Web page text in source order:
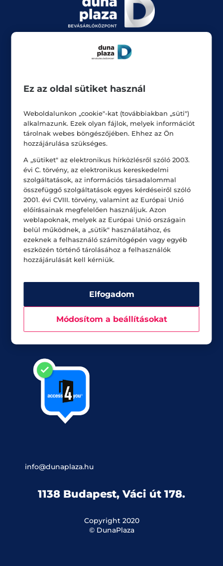
Üzletek
Rólunk
Állásajánlatok
Üzletek nyitvatartás*
Hétfő – Szombat10:00 – 20:00
Vasárnap
10:00 – 19:00
Cinema City jegypénztár nyitvatartás*
Hétfő – Csütörtök12:30 – 20:45
12:30 – 22:45
Szombat
9:30 – 22:45
Vasárnap
9:30 – 20:45
info@dunaplaza.hu
1138 Budapest, Váci út 178.
Copyright 2020
© DunaPlaza
Ez az oldal sütiket használ
Weboldalunkon „cookie"-kat (továbbiakban „süti")
alkalmazunk. Ezek olyan fájlok, melyek információt
tárolnak webes böngészőjében. Ehhez az Ön
hozzájárulása szükséges.
A „sütiket" az elektronikus hírközlésről szóló 2003.
évi C. törvény, az elektronikus kereskedelmi
szolgáltatások, az információs társadalommal
összefüggő szolgáltatások egyes kérdéseiről szóló
2001. évi CVIII. törvény, valamint az Európai Unió
előírásainak megfelelően használjuk. Azon
weblapoknak, melyek az Európai Unió országain
belül működnek, a „sütik" használatához, és
ezeknek a felhasználó számítógépén vagy egyéb
eszközén történő tárolásához a felhasználók
hozzájárulását kell kérniük.
Elfogadom
Módosítom a beállításokat